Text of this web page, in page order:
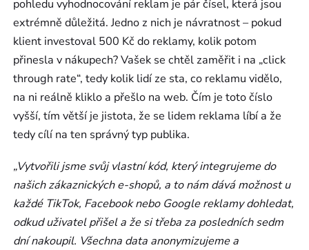
pohledu vyhodnocování reklam je pár čísel, která jsou
extrémně důležitá. Jedno z nich je návratnost – pokud
klient investoval 500 Kč do reklamy, kolik potom
přinesla v nákupech? Vašek se chtěl zaměřit i na „click
through rate“, tedy kolik lidí ze sta, co reklamu vidělo,
na ni reálně kliklo a přešlo na web. Čím je toto číslo
vyšší, tím větší je jistota, že se lidem reklama líbí a že
tedy cílí na ten správný typ publika.
„Vytvořili jsme svůj vlastní kód, který integrujeme do
našich zákaznických e-shopů, a to nám dává možnost u
každé TikTok, Facebook nebo Google reklamy dohledat,
odkud uživatel přišel a že si třeba za posledních sedm
dní nakoupil. Všechna data anonymizujeme a